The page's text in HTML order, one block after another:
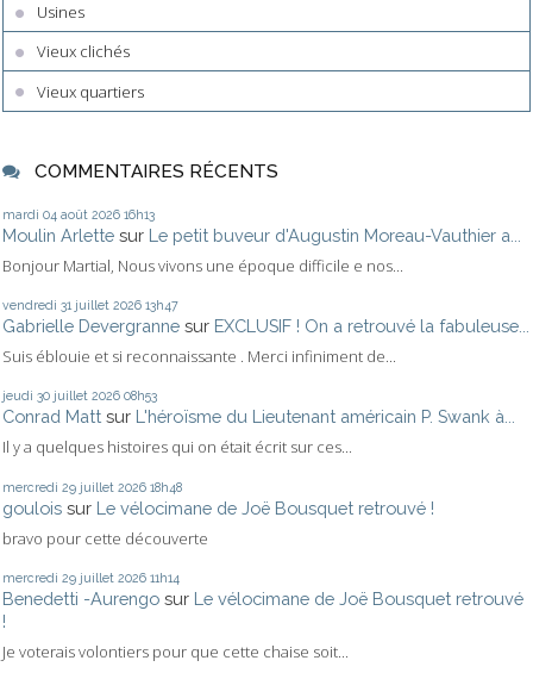
Usines
Vieux clichés
Vieux quartiers
COMMENTAIRES RÉCENTS
mardi 04 août 2026 16h13
Moulin Arlette sur Le petit buveur d'Augustin Moreau-Vauthier a...
Bonjour Martial, Nous vivons une époque difficile e nos...
vendredi 31 juillet 2026 13h47
Gabrielle Devergranne sur EXCLUSIF ! On a retrouvé la fabuleuse...
Suis éblouie et si reconnaissante . Merci infiniment de...
jeudi 30 juillet 2026 08h53
Conrad Matt sur L'héroïsme du Lieutenant américain P. Swank à...
Il y a quelques histoires qui on était écrit sur ces...
mercredi 29 juillet 2026 18h48
goulois sur Le vélocimane de Joë Bousquet retrouvé !
bravo pour cette découverte
mercredi 29 juillet 2026 11h14
Benedetti -Aurengo sur Le vélocimane de Joë Bousquet retrouvé
!
Je voterais volontiers pour que cette chaise soit...